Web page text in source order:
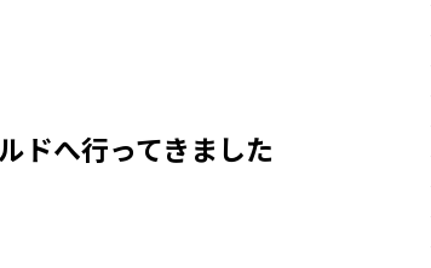
ドへ行ってきました